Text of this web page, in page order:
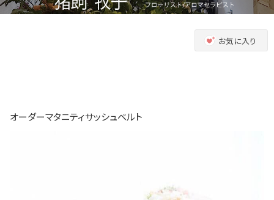
お気に入り
オーダーマタニティサッシュベルト